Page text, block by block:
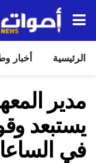
الرئيسية أخبار
مدير
يستبعد
في